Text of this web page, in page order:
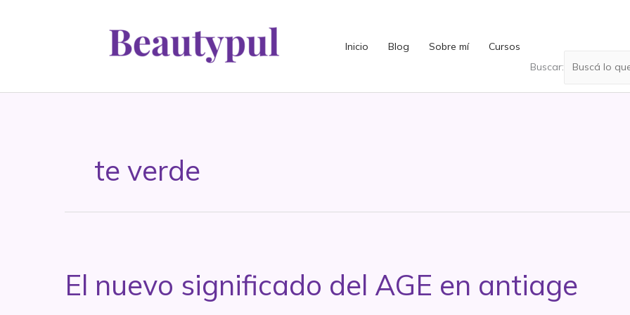
Inicio Blog Sobre mí
Cursos
Buscar:
te verde
El nuevo significado del AGE en antiage